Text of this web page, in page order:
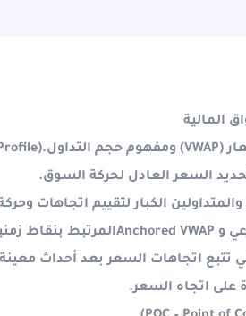
المالية
(VWAP) ومفهوم حجم التداول
السعر العادل لحركة السوق.
الكبار لتقييم اتجاهات
و Anchored VWAPالمرتبط بنقاط
تتبع اتجاهات السعر بعد أحداث
على اتجاه السعر.